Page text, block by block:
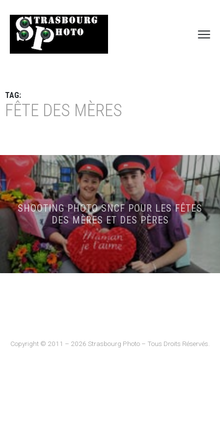
TAG:
FÊTE DES MÈRES
SHOOTING PHOTO SNCF POUR LES FÊTES
DES MÈRES ET DES PÈRES
Copyright © 2011 – 2026 Strasbourg Photo – Tous Droits Réservés.